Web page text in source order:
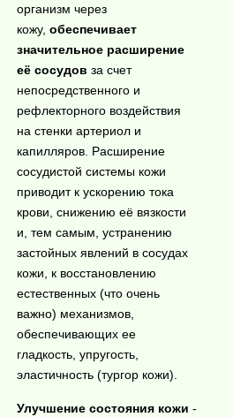
организм через
кожу,обеспечивает
значительное расширение
её сосудов за счет
непосредственного и
pефлекторного воздействия
на стенки артериол и
капилляров. Расширение
сосудистой системы кожи
приводит к ускорению тока
крови, снижению её вязкости
и, тем самым, устранению
застойных явлений в сосудах
кожи, к восстановлению
естественных (что очень
важно) механизмов,
обеспечивающих ее
гладкость, упругость,
эластичность (тургор кожи).
Улучшение состояния кожи-